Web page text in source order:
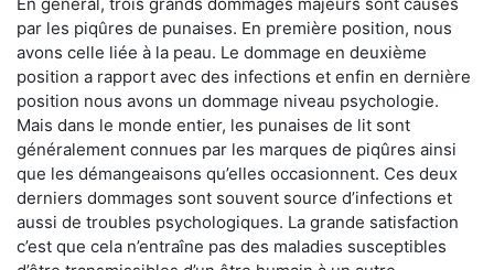
par les piqûres de punaises. En première position, nous
avons celle liée à la peau. Le dommage en deuxième
position a rapport avec des infections et enfin en dernière
position nous avons un dommage niveau psychologie.
Mais dans le monde entier, les punaises de lit sont
généralement connues par les marques de piqûres ainsi
que les démangeaisons qu’elles occasionnent. Ces deux
derniers dommages sont souvent source d’infections et
aussi de troubles psychologiques. La grande satisfaction
c’est que cela n’entraîne pas des maladies susceptibles